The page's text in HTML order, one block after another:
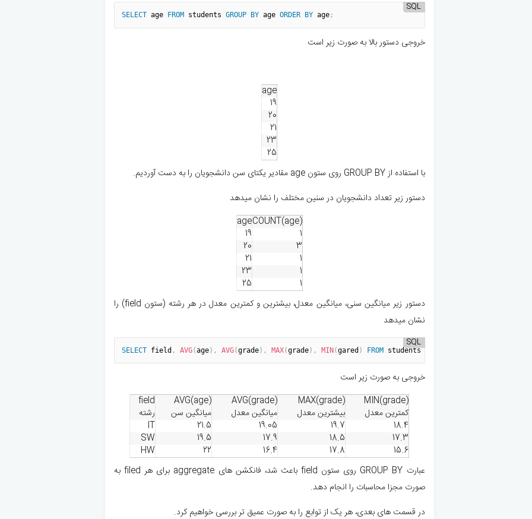
SQL
SELECT age FROM students GROUP BY age ORDER BY age ;
خروجی دستور بالا به صورت زیر است
age
19
20
21
23
25
با استفاده از GROUP BY روی ستون age مقادیر یکتای سن دانشجویان را به دست‌ آوردیم.
دستور زیر تعداد دانشجویان در سنین مختلف را نشان میدهد
COUNT(age)
age
1
19
3
20
1
21
1
23
1
25
دستور زیر میانگین سنی، میانگین معدل، بیشترین و کمترین معدل در هر رشته (ستون field) را
نشان میدهد
SQL
SELECT field , AVG(age) , AVG(grade) , MAX(grade) , MIN(gared ) FROM students
خروجی به صورت زیر است
MIN(grade)
کمترین معدل
MAX(grade)
بیشترین معدل
AVG(grade)
میانگین معدل
AVG(age)
میانگین سن
field
رشته
18.4
19.7
19.05
21.5
IT
17.3
18.5
17.9
19.5
SW
15.6
17.8
16.4
22
HW
عبارت GROUP BY روی ستون field باعث شد، فانکشن های aggregate برای هر filed به
صورت مجزا محاسبات را انجام دهد.
در قسمت های بعدی، هر یک از توابع را به صورت عمیق تر بررسی خواهیم کرد.